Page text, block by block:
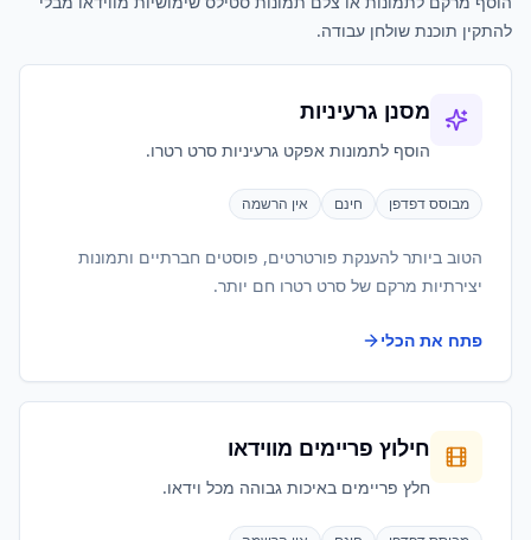
להתקין תוכנת שולחן עבודה.
מסנן גרעיניות
הוסף לתמונות אפקט גרעיניות סרט רטרו.
מבוסס דפדפן חינם אין הרשמה
הטוב ביותר להענקת פורטרטים, פוסטים חברתיים ותמונות
יצירתיות מרקם של סרט רטרו חם יותר.
פתח את הכלי
חילוץ פריימים מווידאו
חלץ פריימים באיכות גבוהה מכל וידאו.